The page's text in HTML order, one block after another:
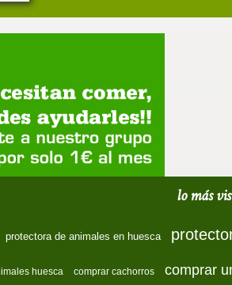
lo más
protectora de animales en huesca
huesca comprar cachorros comprar